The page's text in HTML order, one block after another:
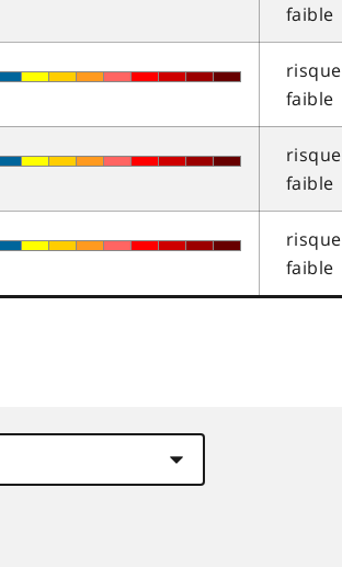
faible
risque
faible
risque
faible
risque
faible